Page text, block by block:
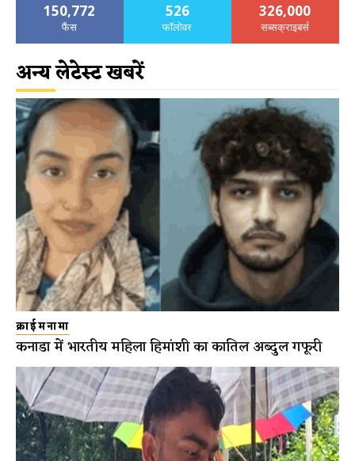
150,772
फैंस
526
फॉलोवर
326,000
सब्सक्राइबर्स
अन्य लेटेस्ट खबरें
क्राईमनामा
कनाडा में भारतीय महिला हिमांशी का कातिल अब्दुल गफूरी